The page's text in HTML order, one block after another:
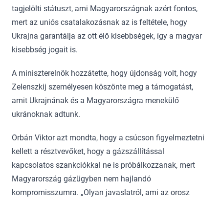
tagjelölti státuszt, ami Magyarországnak azért fontos,
mert az uniós csatalakozásnak az is feltétele, hogy
Ukrajna garantálja az ott élő kisebbségek, így a magyar
kisebbség jogait is.
A miniszterelnök hozzátette, hogy újdonság volt, hogy
Zelenszkij személyesen köszönte meg a támogatást,
amit Ukrajnának és a Magyarországra menekülő
ukránoknak adtunk.
Orbán Viktor azt mondta, hogy a csúcson figyelmeztetni
kellett a résztvevőket, hogy a gázszállítással
kapcsolatos szankciókkal ne is próbálkozzanak, mert
Magyarország gázügyben nem hajlandó
kompromisszumra. „Olyan javaslatról, ami az orosz